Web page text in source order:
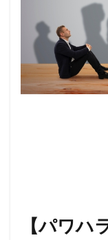
【パワハ